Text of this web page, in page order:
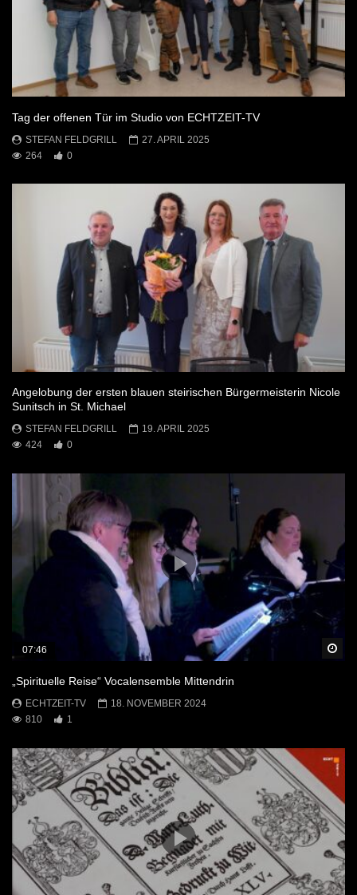
Tag der offenen Tür im Studio von ECHTZEIT-TV
STEFAN FELDGRILL
27. APRIL 2025
264
0
Angelobung der ersten blauen steirischen Bürgermeisterin Nicole
Sunitsch in St. Michael
STEFAN FELDGRILL
19. APRIL 2025
424
0
07:46
„Spirituelle Reise“ Vocalensemble Mittendrin
ECHTZEIT-TV
18. NOVEMBER 2024
810
1